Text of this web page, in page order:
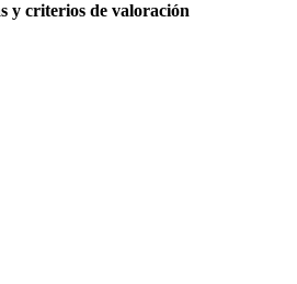
y criterios de valoración